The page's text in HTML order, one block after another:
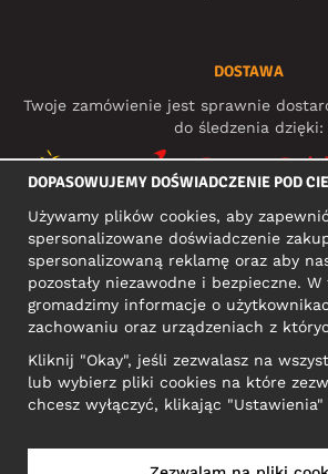
DOSTAWA
Twoje zamówienie jest sprawnie
do śledzenia dzięki:
MEDIA
ADRES KONTAKTOWY
Narva mnt 5, EE-10117
Reg: 12356245
DOPASOWUJEMY DOŚWIADCZENIE POD
Używamy plików cookies, aby
spersonalizowane doświadczenie
spersonalizowaną reklamę oraz aby
pozostały niezawodne i bezpieczne.
gromadzimy informacje o
zachowaniu oraz urządzeniach z
Kliknij "Okay", jeśli zezwalasz na
lub wybierz pliki cookies na które
chcesz wyłączyć, klikając "Ustawienia"